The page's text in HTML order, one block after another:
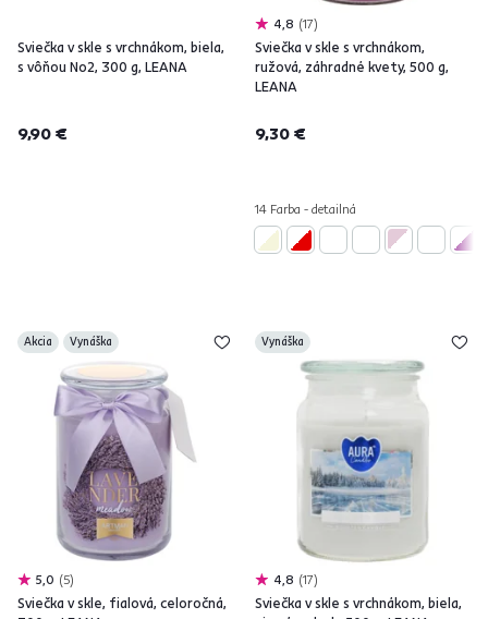
Sviečka v skle s vrchnákom, biela,
s vôňou No2, 300 g, LEANA
9,90 €
4,8 17
Sviečka v skle s vrchnákom,
ružová, záhradné kvety, 500 g,
LEANA
9,30 €
14 Farba - detailná
Akcia Vynáška
5,0 5
Sviečka v skle, fialová, celoročná,
Vynáška
4,8 17
Sviečka v skle s vrchnákom, biela,